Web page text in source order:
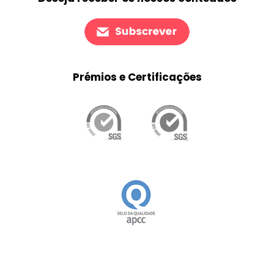
Prémios e Certificações